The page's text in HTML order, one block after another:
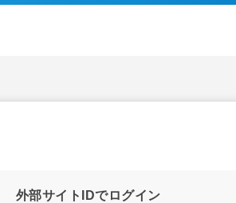
外部サイトIDでログイン